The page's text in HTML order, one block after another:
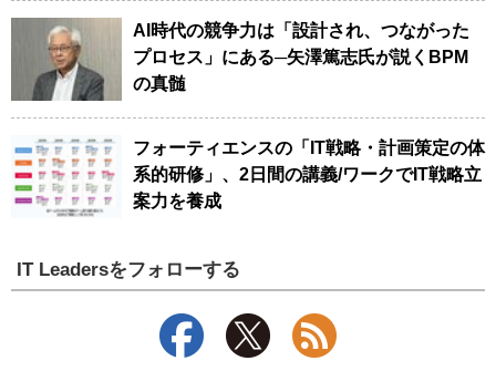
AI時代の競争力は「設計され、つながった
プロセス」にある─矢澤篤志氏が説くBPM
の真髄
フォーティエンスの「IT戦略・計画策定の体
系的研修」、2日間の講義/ワークでIT戦略立
案力を養成
IT Leadersをフォローする